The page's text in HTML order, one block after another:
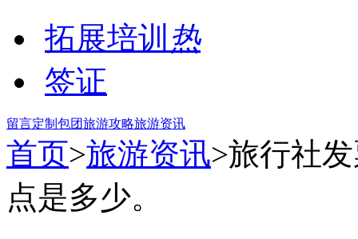
拓展培训 热
签证
留言定制包团旅游攻略旅游资讯
首页>旅游资讯>旅行社
点是多少。